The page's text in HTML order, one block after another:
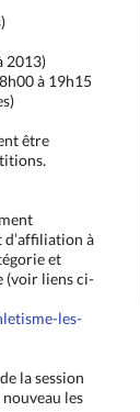
2013)
à 19h15
être
d’affiliation à
et
(voir liens ci-
les-
la session
nouveau les